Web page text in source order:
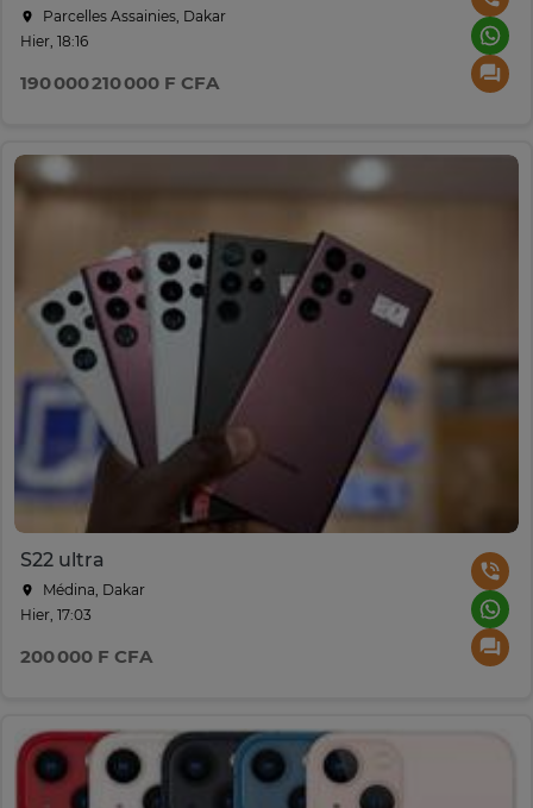
Parcelles Assainies, Dakar
Hier, 18:16
190 000 210 000 F CFA
S22 ultra
Médina, Dakar
Hier, 17:03
200 000 F CFA